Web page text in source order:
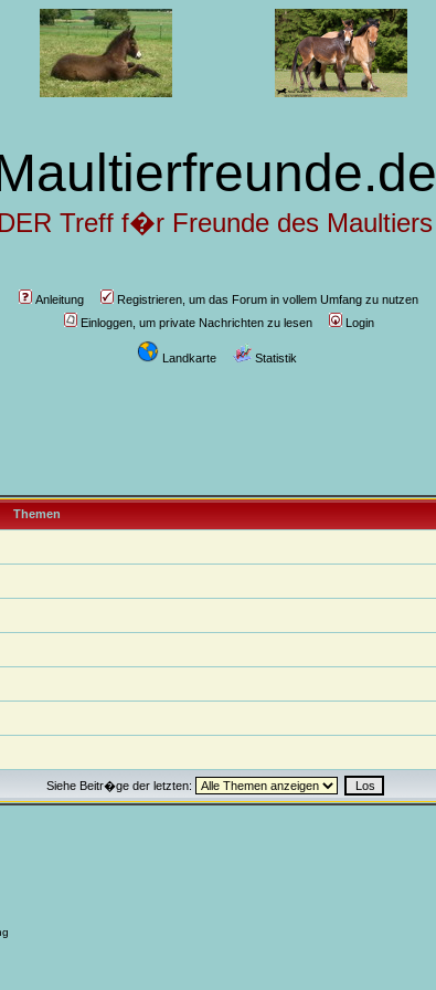
DER Treff f�r Freunde des Maultiers
Anleitung
Registrieren, um das Forum in vollem Umfang zu nutzen
Einloggen, um private Nachrichten zu lesen
Login
Landkarte Statistik
Themen
Siehe Beitr�ge der letzten: